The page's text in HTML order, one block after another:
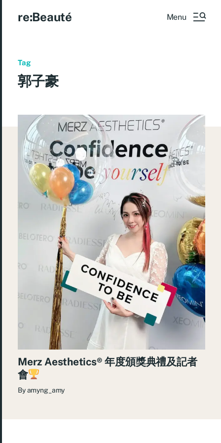
re:Beauté Menu
Tag
郭子豪
Merz Aesthetics® 年度頒獎典禮及記者
會
Byamyng_amy